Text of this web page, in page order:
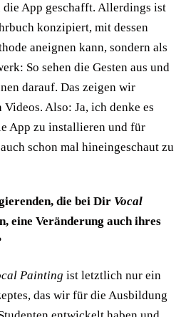
die App geschafft. Allerdings ist
konzipiert, mit dessen
aneignen kann, sondern als
So sehen die Gesten aus und
darauf. Das zeigen wir
Also: Ja, ich denke es
App zu installieren und für
schon mal hineingeschaut zu
die bei Dir Vocal
eine Veränderung auch ihres
Painting ist letztlich nur ein
das wir für die Ausbildung